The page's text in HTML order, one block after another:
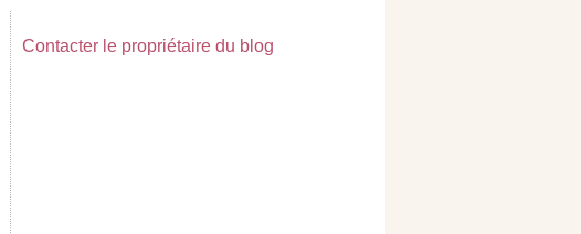
Contacter le propriétaire du blog